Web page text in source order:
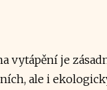
vytápění je
ale i